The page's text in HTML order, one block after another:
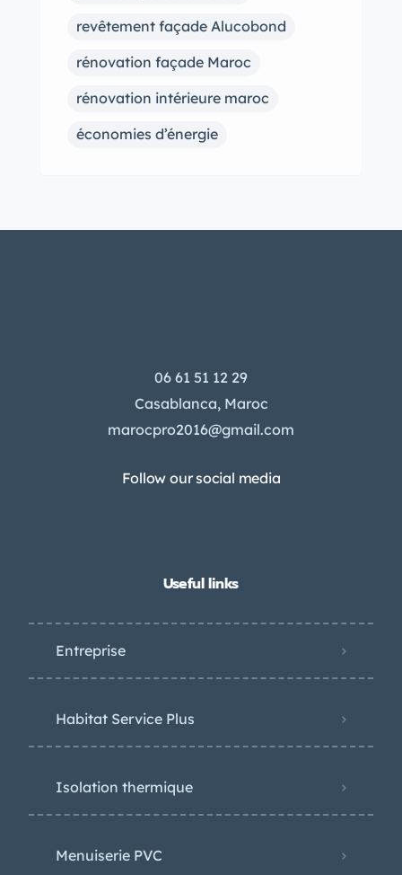
revêtement façade Alucobond
rénovation façade Maroc
rénovation intérieure maroc
économies d’énergie
06 61 51 12 29
Casablanca, Maroc
marocpro2016@gmail.com
Follow our social media
Useful links
Entreprise
Habitat Service Plus
Isolation thermique
Menuiserie PVC